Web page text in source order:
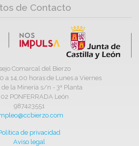
de Contacto
Comarcal del Bierzo
a 14,00 horas de Lunes a Viernes
la Minería s/n - 3ª Planta
PONFERRADA León
987423551
de privacidad
Aviso legal